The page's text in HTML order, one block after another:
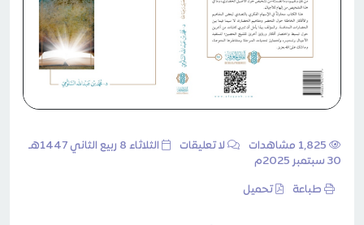
لا تعليقات
الثلاثاء 8 ربيع الثاني 1447هـ
30 سبتمبر 2025م
طباعة تحميل